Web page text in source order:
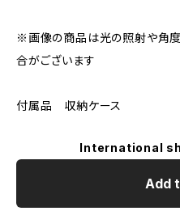
※画像の商品は光の照射や角
合がございます
付属品 収納ケース
International
Add